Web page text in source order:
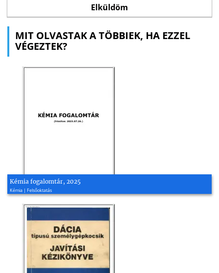
MIT OLVASTAK A TÖBBIEK, HA EZZEL
VÉGEZTEK?
Kémia fogalomtár, 2025
Kémia | Felsőoktatás